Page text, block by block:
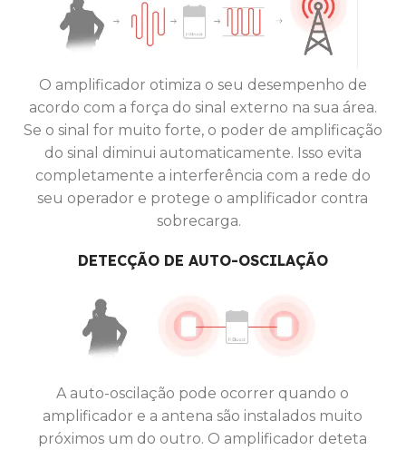
O amplificador otimiza o seu desempenho de
acordo com a força do sinal externo na sua área.
Se o sinal for muito forte, o poder de amplificação
do sinal diminui automaticamente. Isso evita
completamente a interferência com a rede do
seu operador e protege o amplificador contra
sobrecarga.
DETECÇÃO DE AUTO-OSCILAÇÃO
A auto-oscilação pode ocorrer quando o
amplificador e a antena são instalados muito
próximos um do outro. O amplificador deteta